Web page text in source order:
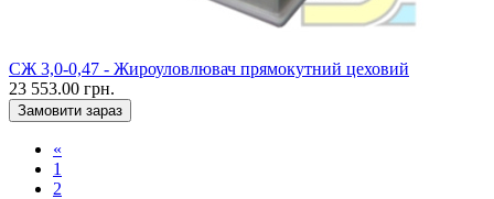
CЖ 3,0-0,47 - Жироуловлювач прямокутний цеховий
23 553.00 грн.
Замовити зараз
«
1
2